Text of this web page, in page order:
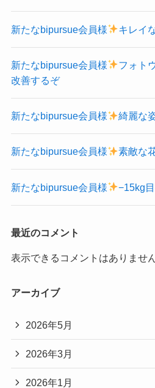
新たなbipursue会員様 キレイ
新たなbipursue会員様
フォト
改善するぞ
新たなbipursue会員様 綺麗な
新たなbipursue会員様 素敵な
新たなbipursue会員様 −15kg
最近のコメント
表示できるコメントはありません
アーカイブ
2026年5月
2026年3月
2026年1月